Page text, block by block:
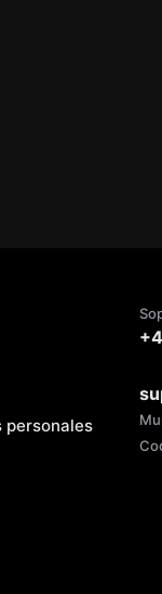
personales